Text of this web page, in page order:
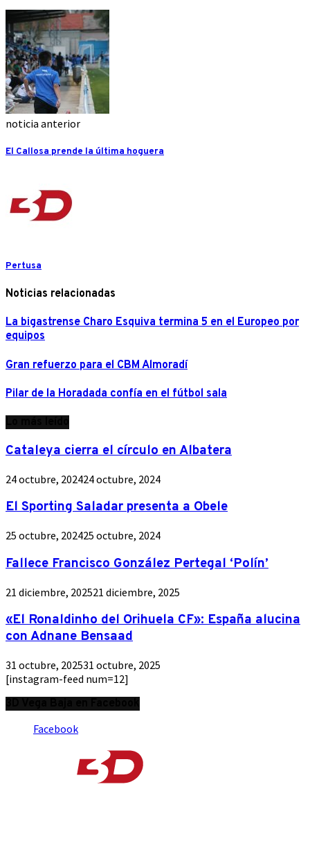
noticia anterior
El Callosa prende la última hoguera
Pertusa
Noticias relacionadas
La bigastrense Charo Esquiva termina 5 en el Europeo por
equipos
Gran refuerzo para el CBM Almoradí
Pilar de la Horadada confía en el fútbol sala
Cataleya cierra el círculo en Albatera
24 octubre, 202424 octubre, 2024
El Sporting Saladar presenta a Obele
25 octubre, 202425 octubre, 2024
Fallece Francisco González Pertegal ‘Polín’
21 diciembre, 202521 diciembre, 2025
«El Ronaldinho del Orihuela CF»: España alucina
con Adnane Bensaad
31 octubre, 202531 octubre, 2025
[instagram-feed num=12]
Facebook